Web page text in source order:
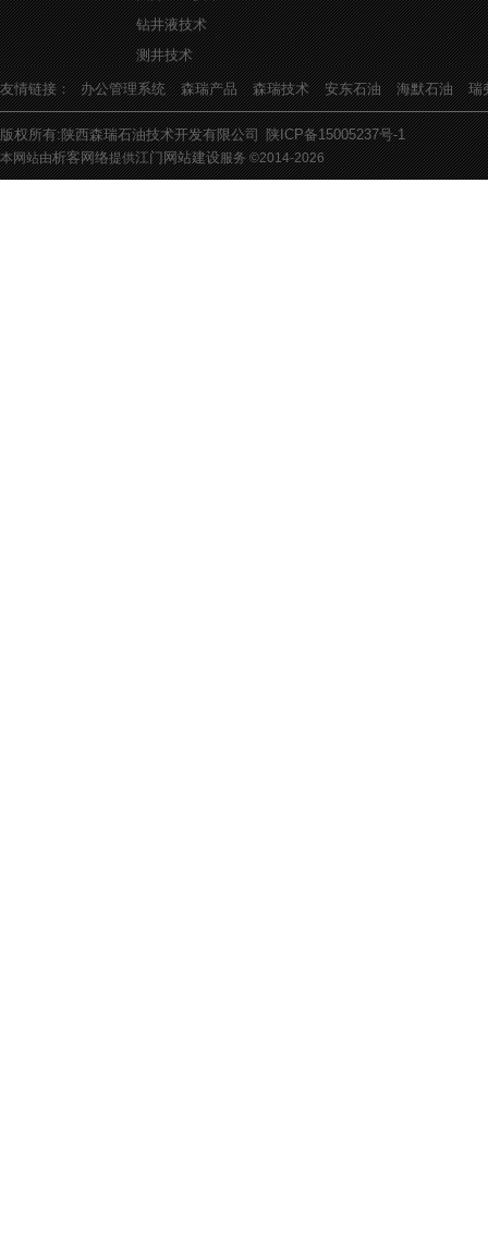
钻井液技术
测井技术
友情链接： 办公管理系统 森瑞产品 森瑞技术 安东石油 海默石油 瑞
版权所有:陕西森瑞石油技术开发有限公司 陕ICP备15005237号-1
本网站由析客网络提供江门网站建设服务 ©2014-2026